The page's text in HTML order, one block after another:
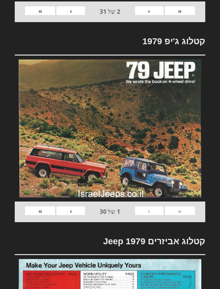
«
‹
2של 31
›
»
קטלוג ג'יפ 1979
«
‹
1 של30
›
»
קטלוג אביזרים 1979 Jeep